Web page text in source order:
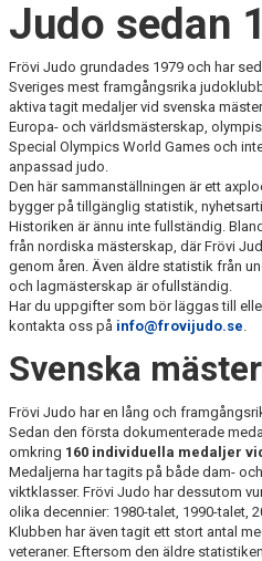
KONTAKTA OSS
WALL OF FAME
Judo sedan
Frövi Judo grundades 1979 och har
Sveriges mest framgångsrika
aktiva tagit medaljer vid svenska
Europa- och världsmästerskap,
Special Olympics World Games och
anpassad judo.
Den här sammanställningen är ett
bygger på tillgänglig statistik,
Historiken är ännu inte fullständig.
från nordiska mästerskap, där Frövi
genom åren. Även äldre statistik från
och lagmästerskap är ofullständig.
Har du uppgifter som bör läggas till
kontakta oss på info@frovijudo.se.
Svenska
Frövi Judo har en lång och
Sedan den första dokumenterade
omkring 160 individuella medaljer
Medaljerna har tagits på både dam-
viktklasser. Frövi Judo har dessutom
olika decennier: 1980-talet, 1990-talet,
Klubben har även tagit ett stort antal
veteraner. Eftersom den äldre